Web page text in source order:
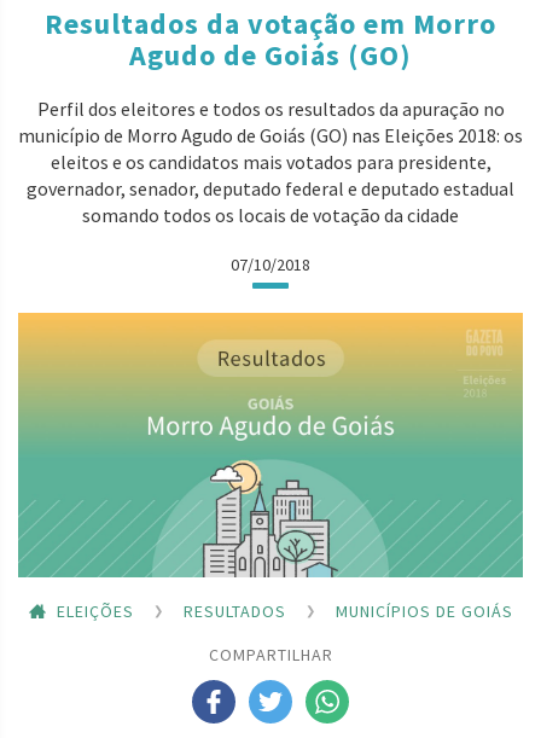
Resultados da votação em Morro
Agudo de Goiás (GO)
Perfil dos eleitores e todos os resultados da apuração no
município de Morro Agudo de Goiás (GO) nas Eleições 2018: os
eleitos e os candidatos mais votados para presidente,
governador, senador, deputado federal e deputado estadual
somando todos os locais de votação da cidade
07/10/2018
ELEIÇÕES RESULTADOS
MUNICÍPIOS DE GOIÁS
COMPARTILHAR